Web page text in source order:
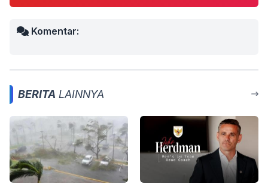
Komentar:
BERITA LAINNYA